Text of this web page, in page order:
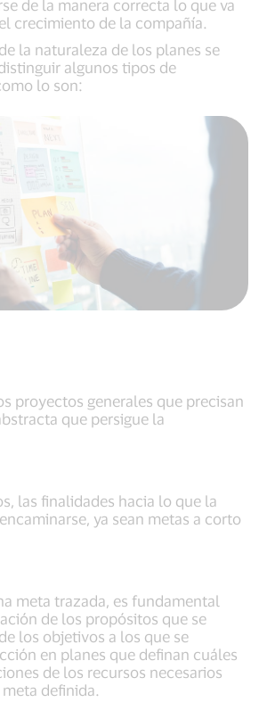
de la manera correcta lo que va
crecimiento de la compañía.
la naturaleza de los planes se
algunos tipos de
lo son:
proyectos generales que precisan
que persigue la
las finalidades hacia lo que la
ya sean metas a corto
meta trazada, es fundamental
de los propósitos que se
los objetivos a los que se
en planes que definan cuáles
de los recursos necesarios
definida.